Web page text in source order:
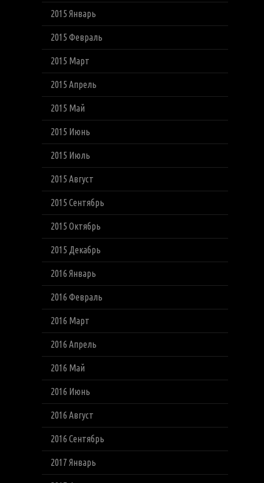
2015 Январь
2015 Февраль
2015 Март
2015 Апрель
2015 Май
2015 Июнь
2015 Июль
2015 Август
2015 Сентябрь
2015 Октябрь
2015 Декабрь
2016 Январь
2016 Февраль
2016 Март
2016 Апрель
2016 Май
2016 Июнь
2016 Август
2016 Сентябрь
2017 Январь